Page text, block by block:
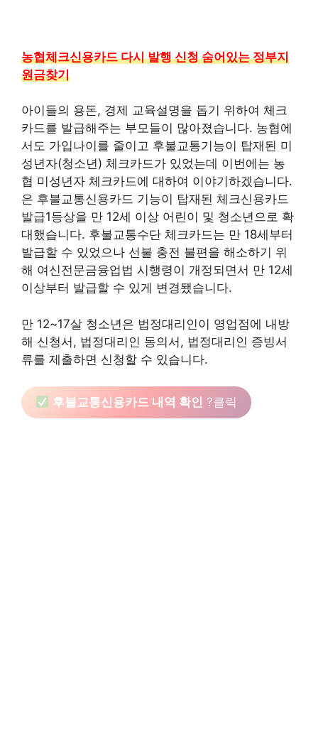
농협체크신용카드 다시 발행 신청 숨어있는 정부지
원금찾기
아이들의 용돈, 경제 교육설명을 돕기 위하여 체크
카드를 발급해주는 부모들이 많아졌습니다. 농협에
서도 가입나이를 줄이고 후불교통기능이 탑재된 미
성년자(청소년) 체크카드가 있었는데 이번에는 농
협 미성년자 체크카드에 대하여 이야기하겠습니다.
은 후불교통신용카드 기능이 탑재된 체크신용카드
발급1등상을 만 12세 이상 어린이 및 청소년으로 확
대했습니다. 후불교통수단 체크카드는 만 18세부터
발급할 수 있었으나 선불 충전 불편을 해소하기 위
해 여신전문금융업법 시행령이 개정되면서 만 12세
이상부터 발급할 수 있게 변경됐습니다.
만 12~17살 청소년은 법정대리인이 영업점에 내방
해 신청서, 법정대리인 동의서, 법정대리인 증빙서
류를 제출하면 신청할 수 있습니다.
후불교통신용카드 내역 확인 ?클릭